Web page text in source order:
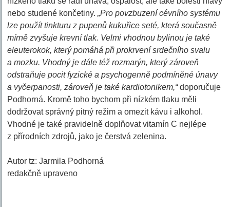
nebo studené končetiny. „Pro povzbuzení cévního systému
lze použít tinkturu z pupenů kukuřice seté, která současně
mírně zvyšuje krevní tlak. Velmi vhodnou bylinou je také
eleuterokok, který pomáhá při prokrvení srdečního svalu
a mozku. Vhodný je dále též rozmarýn, který zároveň
odstraňuje pocit fyzické a psychogenně podmíněné únavy
a vyčerpanosti, zároveň je také kardiotonikem,“doporučuje
Podhorná. Kromě toho bychom při nízkém tlaku měli
dodržovat správný pitný režim a omezit kávu i alkohol.
Vhodné je také pravidelně doplňovat vitamín C nejlépe
z přírodních zdrojů, jako je čerstvá zelenina.
Autor tz: Jarmila Podhorná
redakčně upraveno